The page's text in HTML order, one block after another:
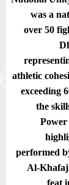
was a
over 50
athletic
exceeding
the
performed
Al-
feat